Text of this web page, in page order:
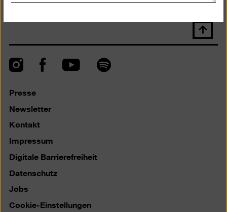
Nach
oben
InstagramFacebookYouTube Spotify
Presse
Newsletter
Kontakt
Impressum
Digitale Barrierefreiheit
Datenschutz
Jobs
Cookie-Einstellungen